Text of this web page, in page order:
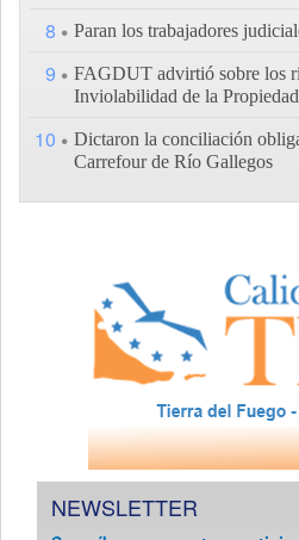
8 Paran los trabajadores
9
FAGDUT advirtió sobre los
Inviolabilidad de la
10
Dictaron la conciliación
Carrefour de Río Gallegos
NEWSLETTER